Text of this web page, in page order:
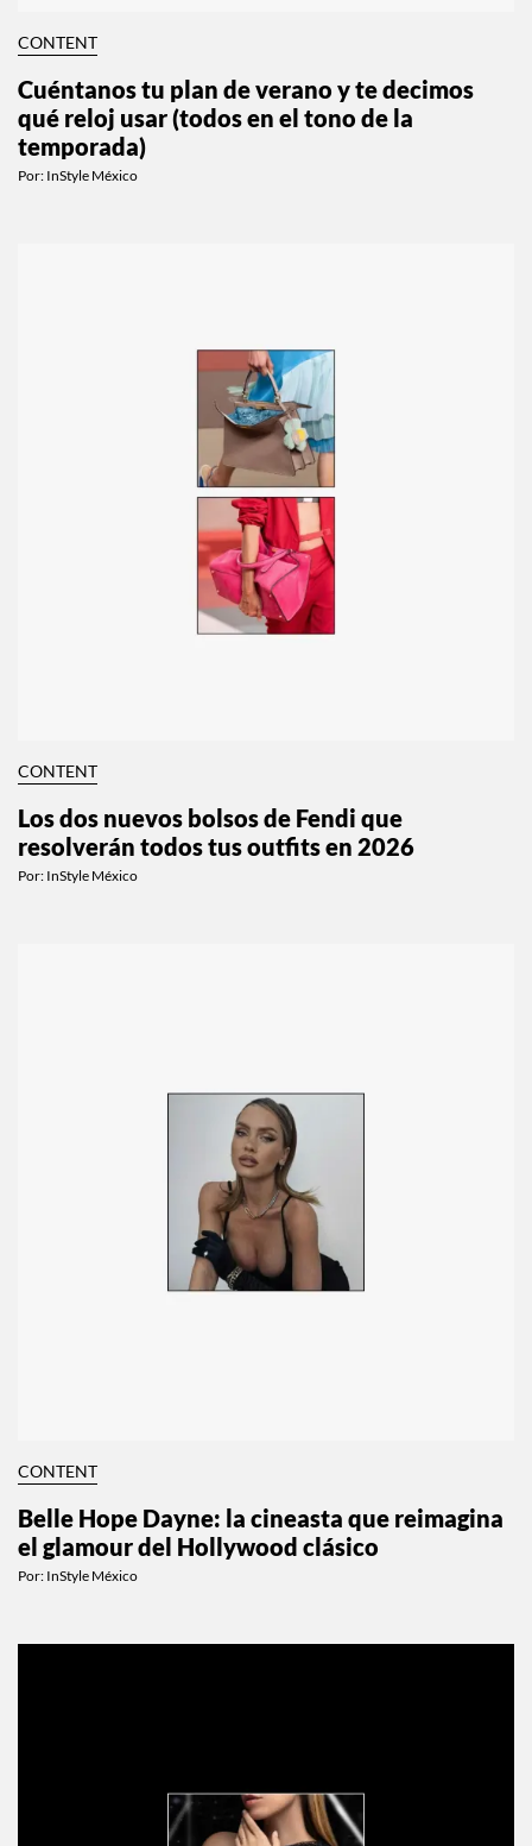
CONTENT
Cuéntanos tu plan de verano y te decimos
qué reloj usar (todos en el tono de la
temporada)
Por: InStyle México
CONTENT
Los dos nuevos bolsos de Fendi que
resolverán todos tus outfits en 2026
Por: InStyle México
CONTENT
Belle Hope Dayne: la cineasta que reimagina
el glamour del Hollywood clásico
Por: InStyle México